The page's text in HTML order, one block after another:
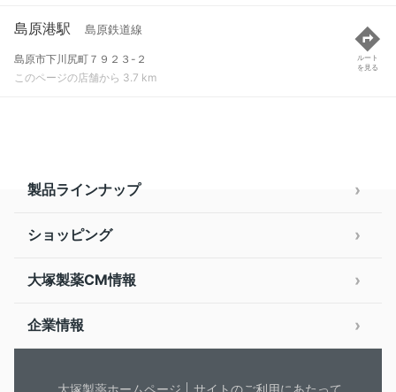
島原港駅 島原鉄道線
島原市下川尻町７９２３-２
このページの店舗から 3.7 km
ルート
を見る
製品ラインナップ
ショッピング
大塚製薬CM情報
企業情報